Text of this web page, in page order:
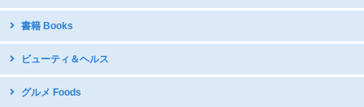
開運グッズ
台湾のお守り
テーブルウェア・調理器具
国立故宮博物館公式グッズ
icash2.0 / iPASS
台湾原住民語CD・DVD
台湾ディスカバリー
台湾オペラDVD
現代舞踊DVD
日本アニメDVDで中国語学習
書籍 Books
中国語教材・辞書
写真集
グラビア・写真集
ビューティ＆ヘルス
グルメ Foods